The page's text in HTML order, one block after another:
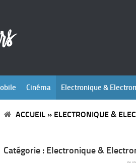
Cinéma Electronique &
ACCUEIL » ELECTRONIQUE &
Catégorie : Electronique &